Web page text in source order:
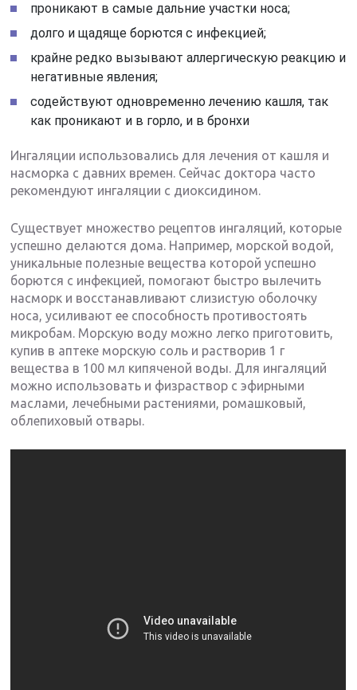
проникают в самые дальние участки носа;
долго и щадяще борются с инфекцией;
крайне редко вызывают аллергическую реакцию и
негативные явления;
содействуют одновременно лечению кашля, так
как проникают и в горло, и в бронхи
Ингаляции использовались для лечения от кашля и
насморка с давних времен. Сейчас доктора часто
рекомендуют ингаляции с диоксидином.
Существует множество рецептов ингаляций, которые
успешно делаются дома. Например, морской водой,
уникальные полезные вещества которой успешно
борются с инфекцией, помогают быстро вылечить
насморк и восстанавливают слизистую оболочку
носа, усиливают ее способность противостоять
микробам. Морскую воду можно легко приготовить,
купив в аптеке морскую соль и растворив 1 г
вещества в 100 мл кипяченой воды. Для ингаляций
можно использовать и физраствор с эфирными
маслами, лечебными растениями, ромашковый,
облепиховый отвары.